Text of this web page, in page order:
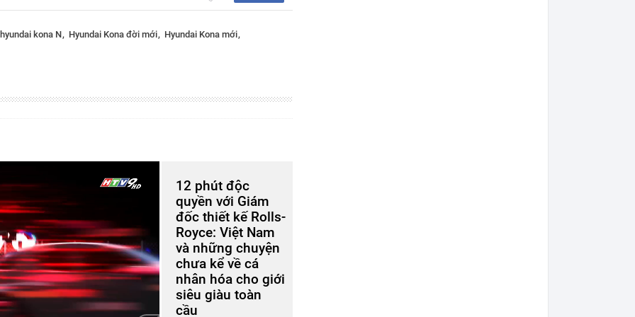
hyundai kona N Hyundai Kona đời mới Hyundai Kona mới
12 phút độc
quyền với Giám
đốc thiết kế Rolls-
Royce: Việt Nam
và những chuyện
chưa kể về cá
nhân hóa cho giới
siêu giàu toàn
cầu